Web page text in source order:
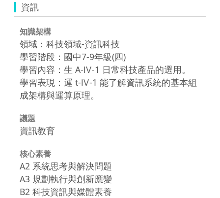
資訊
知識架構
領域：科技領域-資訊科技
學習階段：國中7-9年級(四)
學習內容：生 A-Ⅳ-1 日常科技產品的選用。
學習表現：運 t-Ⅳ-1 能了解資訊系統的基本組
成架構與運算原理。
議題
資訊教育
核心素養
A2 系統思考與解決問題
A3 規劃執行與創新應變
B2 科技資訊與媒體素養